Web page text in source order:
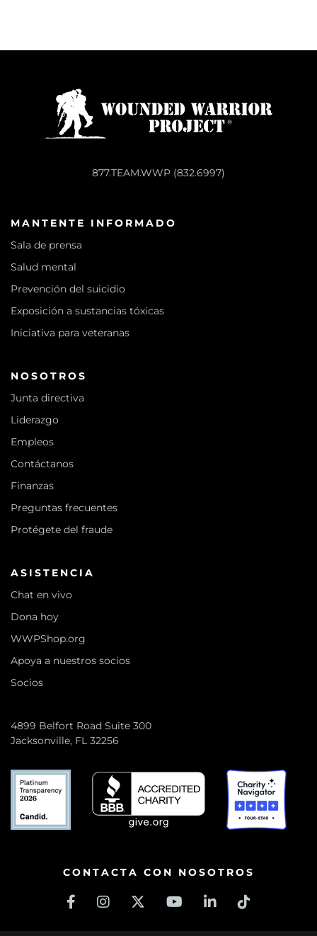
877.TEAM.WWP (832.6997)
MANTENTE INFORMADO
Sala de prensa
Salud mental
Prevención del suicidio
Exposición a sustancias tóxicas
Iniciativa para veteranas
NOSOTROS
Junta directiva
Liderazgo
Empleos
Contáctanos
Finanzas
Preguntas frecuentes
Protégete del fraude
ASISTENCIA
Chat en vivo
Dona hoy
WWPShop.org
Apoya a nuestros socios
Socios
4899 Belfort Road Suite 300
Jacksonville, FL 32256
CONTACTA CON NOSOTROS